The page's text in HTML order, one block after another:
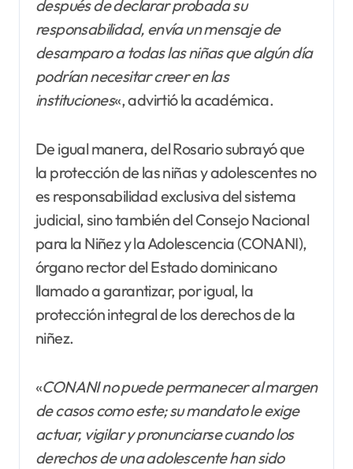
después de declarar probada su
responsabilidad, envía un mensaje de
desamparo a todas las niñas que algúndía
podrían necesitar creer en las
instituciones«, advirtió la académica.
De igual manera, del Rosario subrayó que
la protección de las niñas y adolescentes no
es responsabilidad exclusiva del sistema
judicial, sino también del Consejo Nacional
para la Niñez y la Adolescencia (CONANI),
órgano rector del Estado dominicano
llamado a garantizar, por igual, la
protección integral de los derechos de la
niñez.
«CONANI no puede permanecer al margen
de casos como este; su mandato le exige
actuar, vigilar y pronunciarse cuando los
derechos de una adolescente han sido